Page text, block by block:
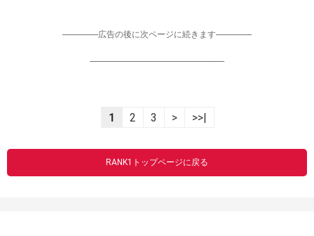
-----------------広告の後に次ページに続きます-----------------
----------------------------------------------------------------
1 2 3 > >>|
RANK1トップページに戻る